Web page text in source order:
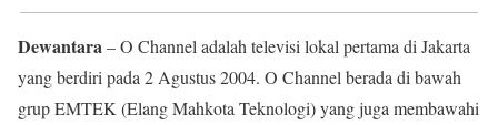
Dewantara – O Channel adalah televisi lokal pertama di Jakarta
yang berdiri pada 2 Agustus 2004. O Channel berada di bawah
grup EMTEK (Elang Mahkota Teknologi) yang juga membawahi